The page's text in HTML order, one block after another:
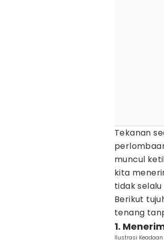
Tekanan
muncul
kita
tidak
Berikut
tenang
1.
Ilustrasi